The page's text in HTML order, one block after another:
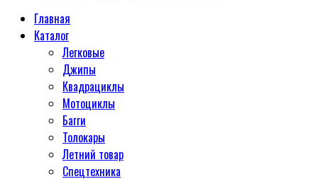
Главная
Каталог
Легковые
Джипы
Квадрациклы
Мотоциклы
Багги
Толокары
Летний товар
Спецтехника